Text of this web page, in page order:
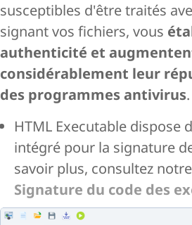
susceptibles d'être traités
signant vos fichiers, vous
authenticité et
considérablement leur
des programmes antivirus.
HTML Executable dispose
intégré pour la signature
savoir plus, consultez
Signature du code des